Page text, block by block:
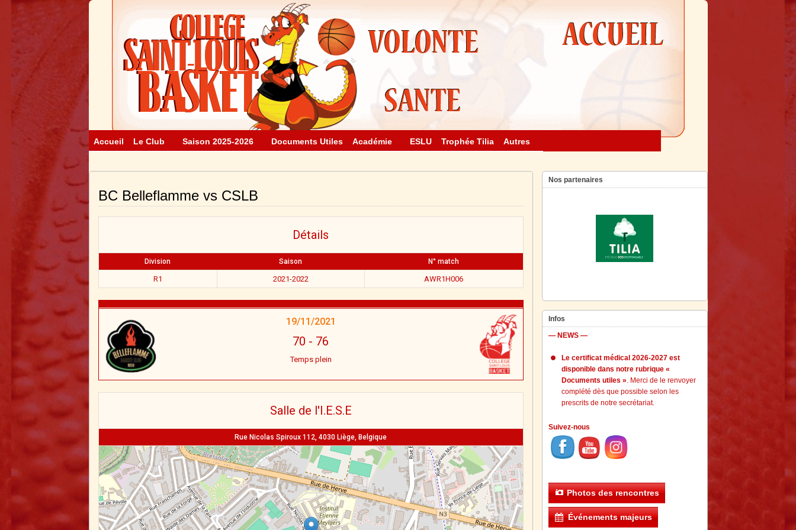
Accueil Le Club Saison 2025-2026 Documents Utiles Académie ESLU Trophée Tilia Autres
BC Belleflamme vs CSLB
Détails
Division Saison N° match
R1 2021-2022 AWR1H006
19/11/2021
70 - 76
Temps plein
Salle de l'I.E.S.E
Rue Nicolas Spiroux 112, 4030 Liège, Belgique
Nos partenaires
Infos
— NEWS —
Le certificat médical 2026-2027 est
disponible dans notre rubrique «
Documents utiles ». Merci de le renvoyer
complété dès que possible selon les
prescrits de notre secrétariat.
Suivez-nous
Photos des rencontres
Événements majeurs